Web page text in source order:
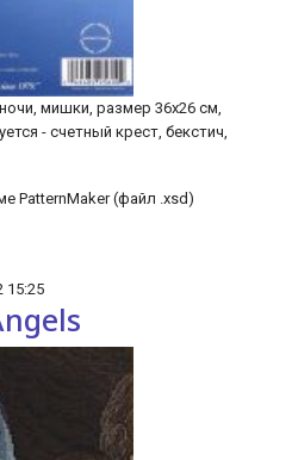
мишки, размер 36х26 см,
- счетный крест, бекстич,
PatternMaker (файл .xsd)
15:25